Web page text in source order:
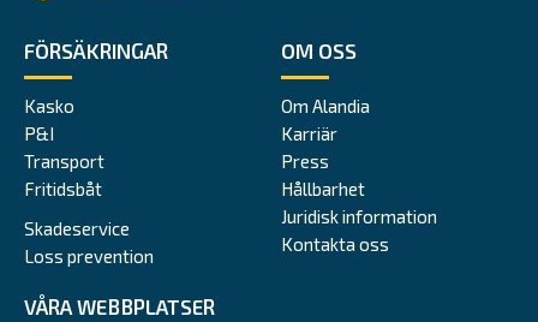
FÖRSÄKRINGAR
Kasko
P&I
Transport
Fritidsbåt
Skadeservice
Loss prevention
OM OSS
Om Alandia
Karriär
Press
Hållbarhet
Juridisk information
Kontakta oss
VÅRA WEBBPLATSER